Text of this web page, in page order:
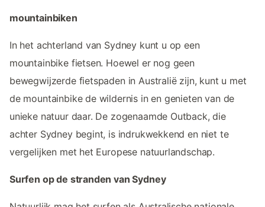
mountainbiken
In het achterland van Sydney kunt u op een
mountainbike fietsen. Hoewel er nog geen
bewegwijzerde fietspaden in Australië zijn, kunt u met
de mountainbike de wildernis in en genieten van de
unieke natuur daar. De zogenaamde Outback, die
achter Sydney begint, is indrukwekkend en niet te
vergelijken met het Europese natuurlandschap.
Surfen op de stranden van Sydney